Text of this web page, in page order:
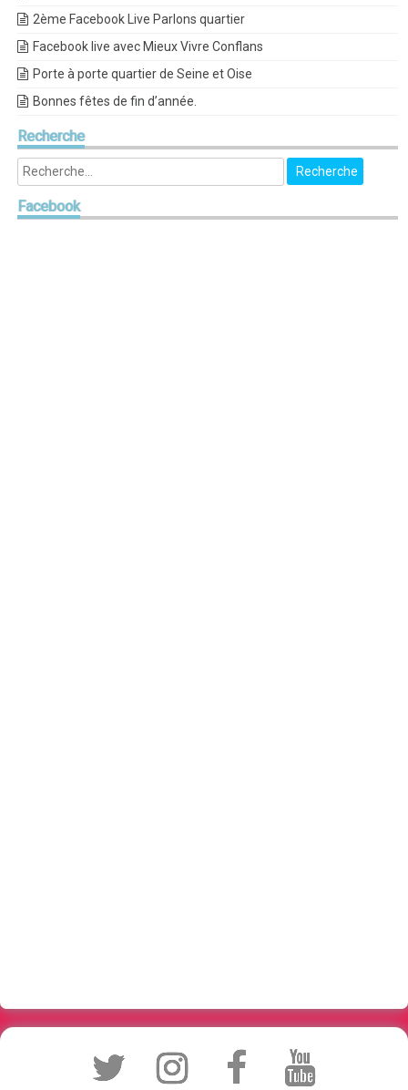
2ème Facebook Live Parlons quartier
Facebook live avec Mieux Vivre Conflans
Porte à porte quartier de Seine et Oise
Bonnes fêtes de fin d’année.
Recherche
Facebook